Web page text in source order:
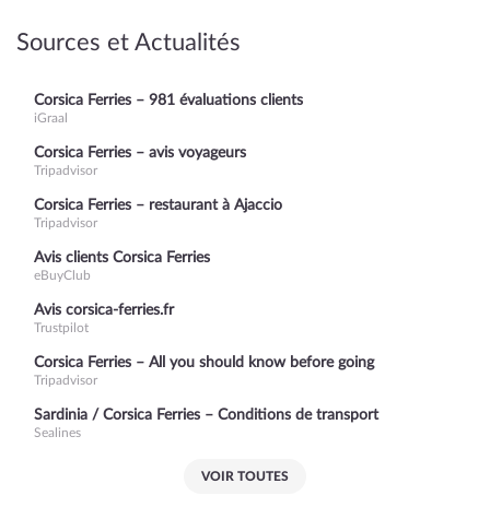
Sources et Actualités
Corsica Ferries – 981 évaluations clients
iGraal
Corsica Ferries – avis voyageurs
Tripadvisor
Corsica Ferries – restaurant à Ajaccio
Tripadvisor
Avis clients Corsica Ferries
eBuyClub
Avis corsica-ferries.fr
Trustpilot
Corsica Ferries – All you should know before going
Tripadvisor
Sardinia / Corsica Ferries – Conditions de transport
Sealines
VOIR TOUTES